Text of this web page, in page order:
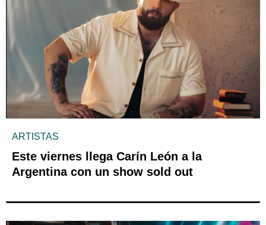
ARTISTAS
Este viernes llega Carín León a la
Argentina con un show sold out